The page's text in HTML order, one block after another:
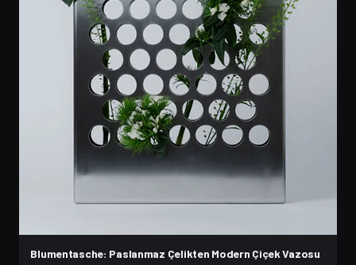
Blumentasche: Paslanmaz Çelikten Modern Çiçek Vazosu